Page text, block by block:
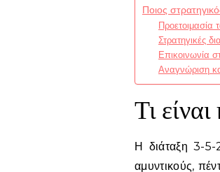
Ποιος
Προετοιμασία
Στρατηγικές
Επικοινωνία
Αναγνώριση
Τι
Η διάταξη 3-5-
αμυντικούς,